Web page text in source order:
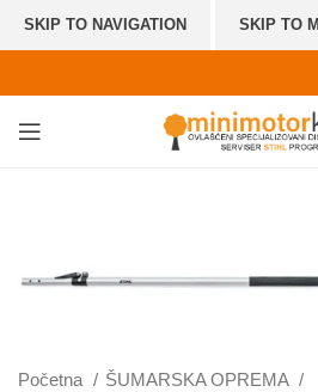
SKIP TO NAVIGATION SKIP TO
Početna
ŠUMARSKA OPREMA